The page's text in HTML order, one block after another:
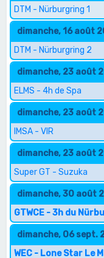
DTM - Nürburgring 1
dimanche, 16 août
DTM - Nürburgring 2
dimanche, 23 août
ELMS - 4h de Spa
dimanche, 23 août
IMSA - VIR
dimanche, 23 août
Super GT - Suzuka
dimanche, 30 août
GTWCE - 3h du
dimanche, 06 sept.
WEC - Lone Star Le